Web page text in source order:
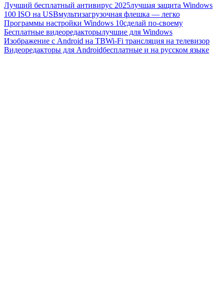
Лучший бесплатный антивирус 2025лучшая защита Windows
100 ISO на USBмультизагрузочная флешка — легко
Программы настройки Windows 10сделай по-своему
Бесплатные видеоредакторылучшие для Windows
Изображение с Android на ТВWi-Fi трансляция на телевизор
Видеоредакторы для Androidбесплатные и на русском языке